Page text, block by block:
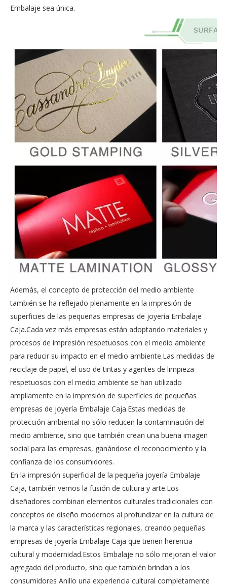
Embalaje sea única.
Además, el concepto de protección del medio ambiente
también se ha reflejado plenamente en la impresión de
superficies de las pequeñas empresas de joyería Embalaje
Caja.Cada vez más empresas están adoptando materiales y
procesos de impresión respetuosos con el medio ambiente
para reducir su impacto en el medio ambiente.Las medidas de
reciclaje de papel, el uso de tintas y agentes de limpieza
respetuosos con el medio ambiente se han utilizado
ampliamente en la impresión de superficies de pequeñas
empresas de joyería Embalaje Caja.Estas medidas de
protección ambiental no sólo reducen la contaminación del
medio ambiente, sino que también crean una buena imagen
social para las empresas, ganándose el reconocimiento y la
confianza de los consumidores.
En la impresión superficial de la pequeña joyería Embalaje
Caja, también vemos la fusión de cultura y arte.Los
diseñadores combinan elementos culturales tradicionales con
conceptos de diseño modernos al profundizar en la cultura de
la marca y las características regionales, creando pequeñas
empresas de joyería Embalaje Caja que tienen herencia
cultural y modernidad.Estos Embalaje no sólo mejoran el valor
agregado del producto, sino que también brindan a los
consumidores Anillo una experiencia cultural completamente